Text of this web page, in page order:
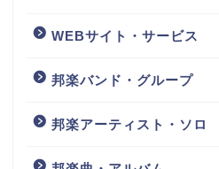
WEBサイト・サービス
邦楽バンド・グループ
邦楽アーティスト・ソロ